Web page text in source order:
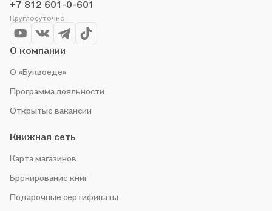
чтобы не упустить выгоду!
+7 812 601-0-601
Круглосуточно
О компании
О «Буквоеде»
Программа лояльности
Открытые вакансии
Книжная сеть
Карта магазинов
Бронирование книг
Подарочные сертификаты